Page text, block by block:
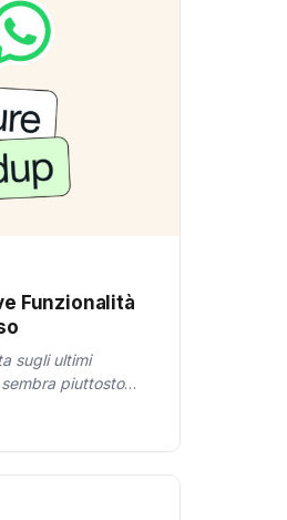
Funzionalità
sugli ultimi
piuttosto
consumatori o solo